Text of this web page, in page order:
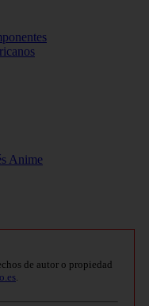
Anime
de autor o propiedad